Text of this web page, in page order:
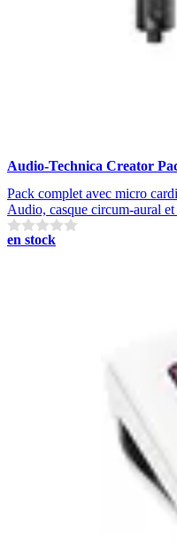
Audio-Technica Creator
Pack complet avec micro
Audio, casque circum-aural
en stock